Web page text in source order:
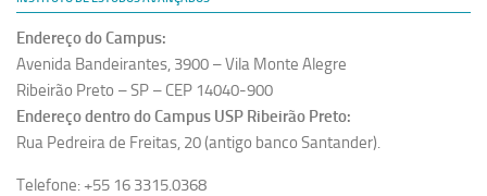
Endereço do Campus:
Avenida Bandeirantes, 3900 – Vila Monte Alegre
Ribeirão Preto – SP – CEP 14040-900
Endereço dentro do Campus USP Ribeirão Preto:
Rua Pedreira de Freitas, 20 (antigo banco Santander).
Telefone: +55 16 3315.0368